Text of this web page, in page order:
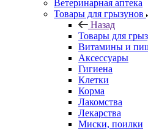
Ветеринарная аптека
Товары для грызунов
Назад
Товары для
Витамины и
Аксессуары
Гигиена
Клетки
Корма
Лакомства
Лекарства
Миски, поилки